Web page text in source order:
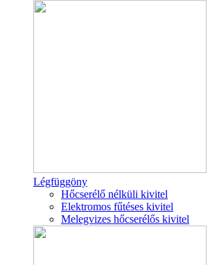
Légfüggöny
Hőcserélő nélküli kivitel
Elektromos fűtéses kivitel
Melegvizes hőcserélős kivitel